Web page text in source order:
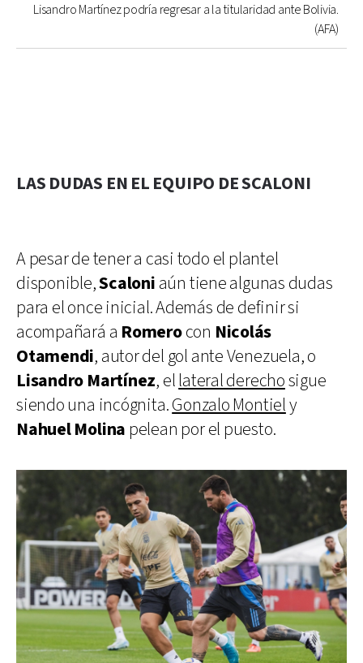
Lisandro Martínez podría regresar a la titularidad ante Bolivia.
(AFA)
LAS DUDAS EN EL EQUIPO DE SCALONI
A pesar de tener a casi todo el plantel
disponible,Scaloni aún tiene algunas dudas
para el once inicial. Además de definir si
acompañará a Romerocon Nicolás
Otamendi, autor del gol ante Venezuela, o
Lisandro Martínez, ellateral derechosigue
siendo una incógnita.Gonzalo Montiely
Nahuel Molina pelean por el puesto.